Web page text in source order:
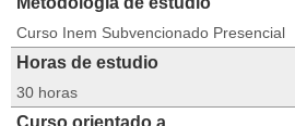
Curso Inem Subvencionado Presencial
Horas de estudio
30 horas
Curso orientado a